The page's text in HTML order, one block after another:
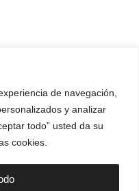
de navegación,
y analizar
todo” usted da su
cookies.